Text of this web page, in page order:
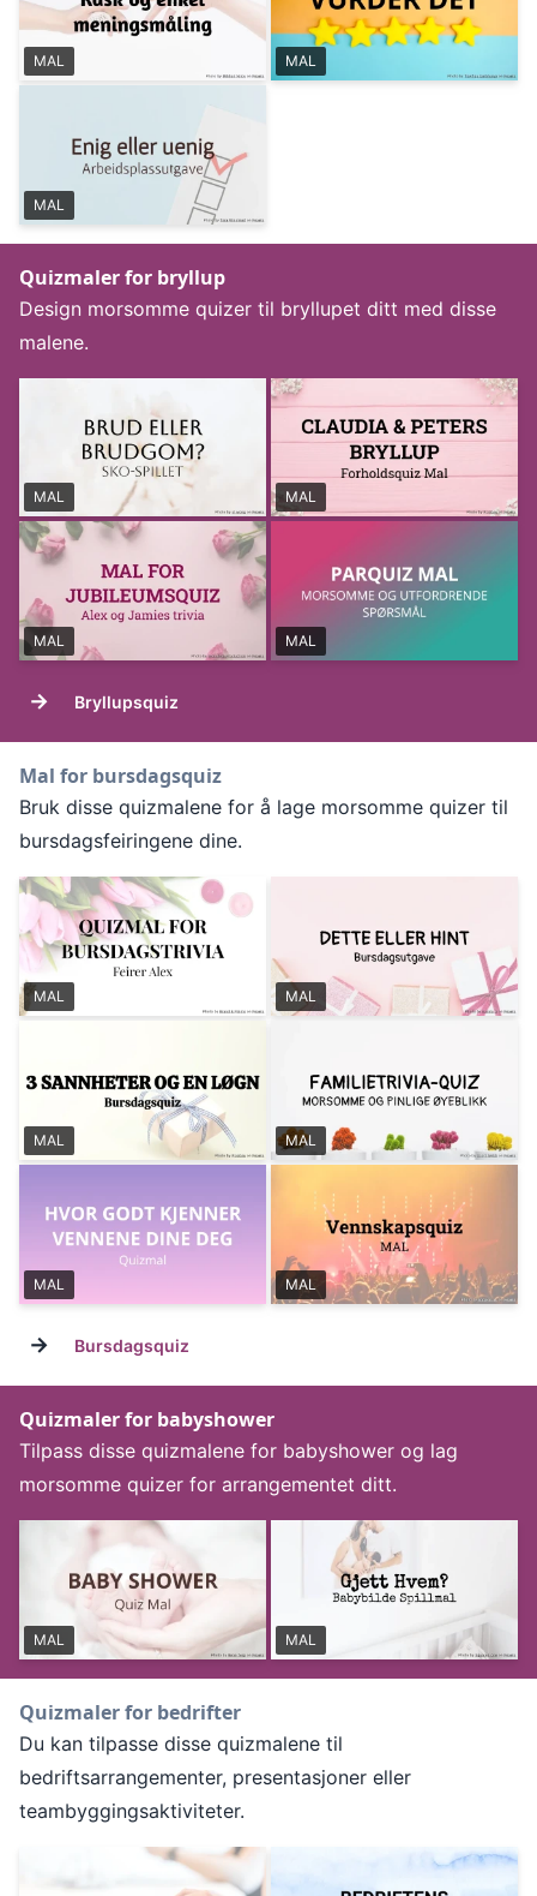
MAL MAL
MAL
Quizmaler for bryllup
Design morsomme quizer til bryllupet ditt med disse
malene.
MAL MAL
MAL MAL
→ Bryllupsquiz
Mal for bursdagsquiz
Bruk disse quizmalene for å lage morsomme quizer til
bursdagsfeiringene dine.
MAL MAL
MAL MAL
MAL MAL
→ Bursdagsquiz
Quizmaler for babyshower
Tilpass disse quizmalene for babyshower og lag
morsomme quizer for arrangementet ditt.
MAL MAL
Quizmaler for bedrifter
Du kan tilpasse disse quizmalene til
bedriftsarrangementer, presentasjoner eller
teambyggingsaktiviteter.